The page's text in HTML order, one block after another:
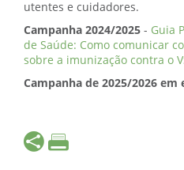
utentes e cuidadores.
Campanha 2024/2025 - Guia
de Saúde: Como comunicar
sobre a imunização contra o
Campanha de 2025/2026 em